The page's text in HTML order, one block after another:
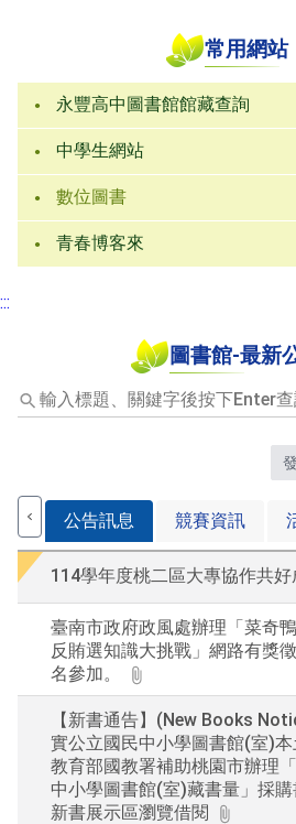
常用網站
永豐高中圖書館館藏查詢
中學生網站
數位圖書
青春博客來
:::
圖書館-最新
公告訊息 競賽資訊
114學年度桃二區大專協作共
臺南市政府政風處辦理「菜奇
反賄選知識大挑戰」網路有獎
名參加。
【新書通告】(New Books
實公立國民中小學圖書館(室)
教育部國教署補助桃園市辦理
中小學圖書館(室)藏書量」採
新書展示區瀏覽借閱